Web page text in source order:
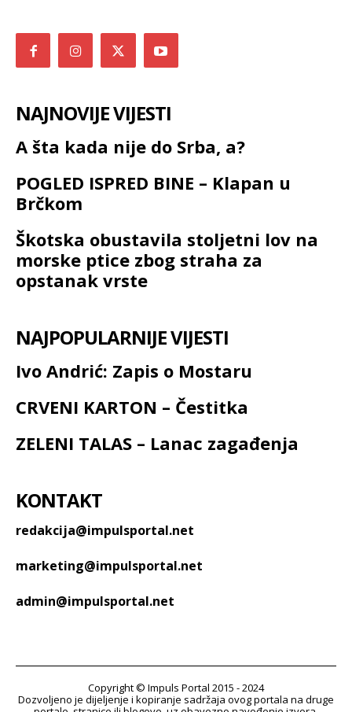
NAJNOVIJE VIJESTI
A šta kada nije do Srba, a?
POGLED ISPRED BINE – Klapan u
Brčkom
Škotska obustavila stoljetni lov na
morske ptice zbog straha za
opstanak vrste
NAJPOPULARNIJE VIJESTI
Ivo Andrić: Zapis o Mostaru
CRVENI KARTON – Čestitka
ZELENI TALAS – Lanac zagađenja
KONTAKT
redakcija@impulsportal.net
marketing@impulsportal.net
admin@impulsportal.net
Copyright © Impuls Portal 2015 - 2024
Dozvoljeno je dijeljenje i kopiranje sadržaja ovog portala na druge